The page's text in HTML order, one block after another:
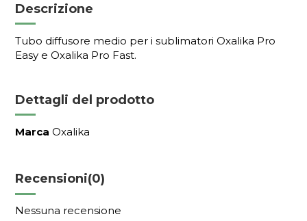
Descrizione
Tubo diffusore medio per i sublimatori Oxalika Pro
Easy e Oxalika Pro Fast.
Dettagli del prodotto
Marca Oxalika
Recensioni(0)
Nessuna recensione